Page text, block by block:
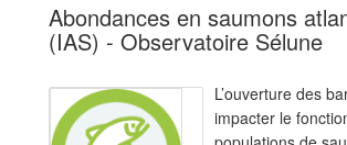
Abondances en saumons
(IAS) - Observatoire Sélune
L’ouverture des
impacter le